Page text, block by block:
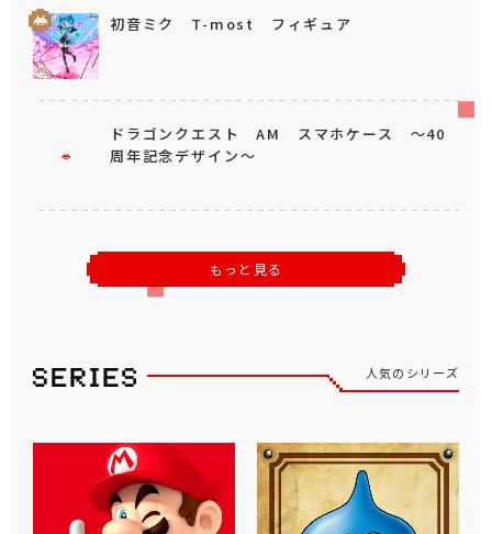
初音ミク T-most フィギュア
ドラゴンクエスト AM スマホケース ～40
周年記念デザイン～
もっと見る
人気のシリーズ